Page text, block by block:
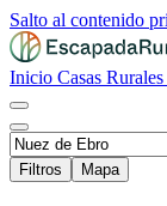
Salto al contenido
Inicio Casas Rurales
Filtros
Mapa